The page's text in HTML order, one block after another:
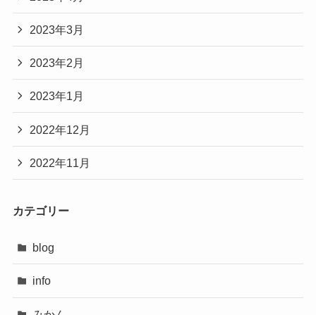
2023年3月
2023年2月
2023年1月
2022年12月
2022年11月
カテゴリー
blog
info